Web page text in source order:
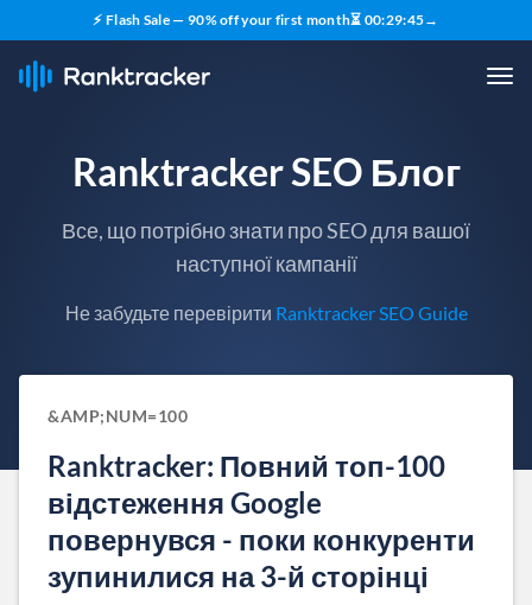
⚡ Flash Sale — 90% off your first month⏳ 00:29:44→
Ranktracker SEO Блог
Все, що потрібно знати про SEO для вашої
наступної кампанії
Не забудьте перевірити Ranktracker SEO Guide
&AMP;NUM=100
Ranktracker: Повний топ-100
відстеження Google
повернувся - поки конкуренти
зупинилися на 3-й сторінці